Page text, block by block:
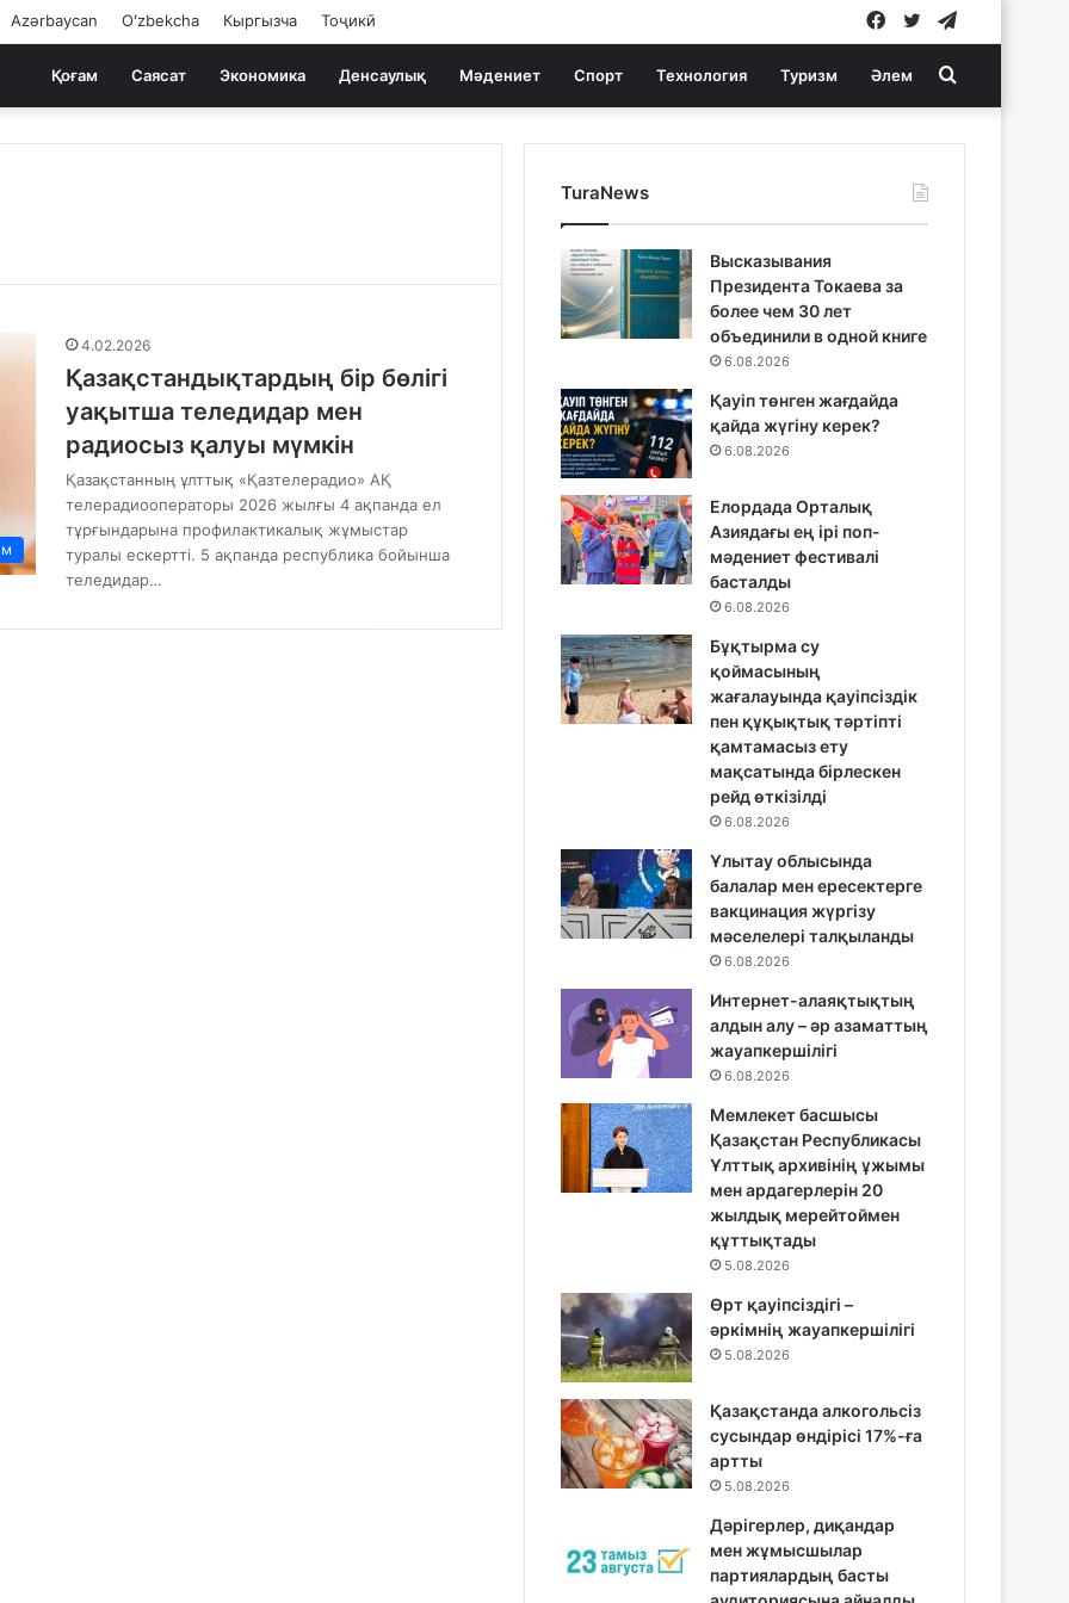
Azərbaycan Oʻzbekcha Кыргызча Тоҷикӣ Twitter
Facebook
Қоғам Саясат Экономика Денсаулық Мәдениет Спорт Технология Туризм Әлем Search
for
4.02.2026
Қазақстандықтардың бір бөлігі
уақытша теледидар мен
радиосыз қалуы мүмкін
Қазақстанның ұлттық «Қазтелерадио» АҚ
телерадиооператоры 2026 жылғы 4 ақпанда ел
тұрғындарына профилактикалық жұмыстар
туралы ескертті. 5 ақпанда республика бойынша
теледидар…
TuraNews
Высказывания
Президента Токаева за
более чем 30 лет
объединили в одной книге
6.08.2026
Қауіп төнген жағдайда
қайда жүгіну керек?
6.08.2026
Елордада Орталық
Азиядағы ең ірі поп-
мәдениет фестивалі
басталды
6.08.2026
Бұқтырма су
қоймасының
жағалауында қауіпсіздік
пен құқықтық тәртіпті
қамтамасыз ету
мақсатында бірлескен
рейд өткізілді
6.08.2026
Ұлытау облысында
балалар мен ересектерге
вакцинация жүргізу
мәселелері талқыланды
6.08.2026
Интернет-алаяқтықтың
алдын алу – әр азаматтың
жауапкершілігі
6.08.2026
Мемлекет басшысы
Қазақстан Республикасы
Ұлттық архивінің ұжымы
мен ардагерлерін 20
жылдық мерейтоймен
құттықтады
5.08.2026
Өрт қауіпсіздігі –
әркімнің жауапкершілігі
5.08.2026
Қазақстанда алкогольсіз
сусындар өндірісі 17%-ға
артты
5.08.2026
Дәрігерлер, диқандар
мен жұмысшылар
партиялардың басты